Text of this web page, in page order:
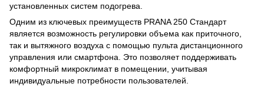
установленных систем подогрева.
Одним из ключевых преимуществ PRANA 250 Стандарт
является возможность регулировки объема как приточного,
так и вытяжного воздуха с помощью пульта дистанционного
управления или смартфона. Это позволяет поддерживать
комфортный микроклимат в помещении, учитывая
индивидуальные потребности пользователей.